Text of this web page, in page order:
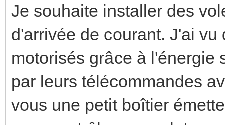
Je souhaite installer des
d'arrivée de courant. J'ai
motorisés grâce à l'énergie
par leurs télécommandes
vous une petit boîtier